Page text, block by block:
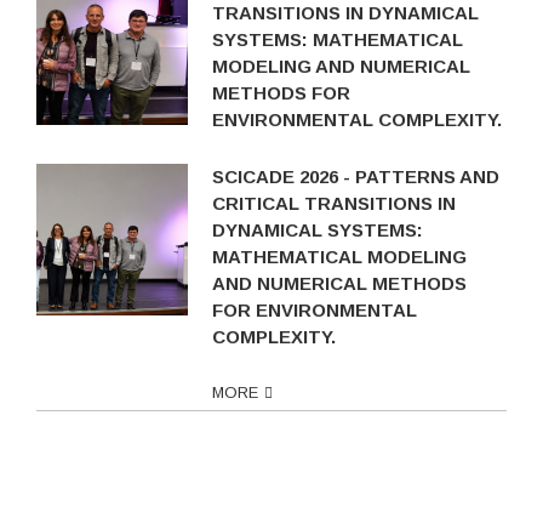
TRANSITIONS IN DYNAMICAL
SYSTEMS: MATHEMATICAL
MODELING AND NUMERICAL
METHODS FOR
ENVIRONMENTAL COMPLEXITY.
SCICADE 2026 - PATTERNS AND
CRITICAL TRANSITIONS IN
DYNAMICAL SYSTEMS:
MATHEMATICAL MODELING
AND NUMERICAL METHODS
FOR ENVIRONMENTAL
COMPLEXITY.
MORE